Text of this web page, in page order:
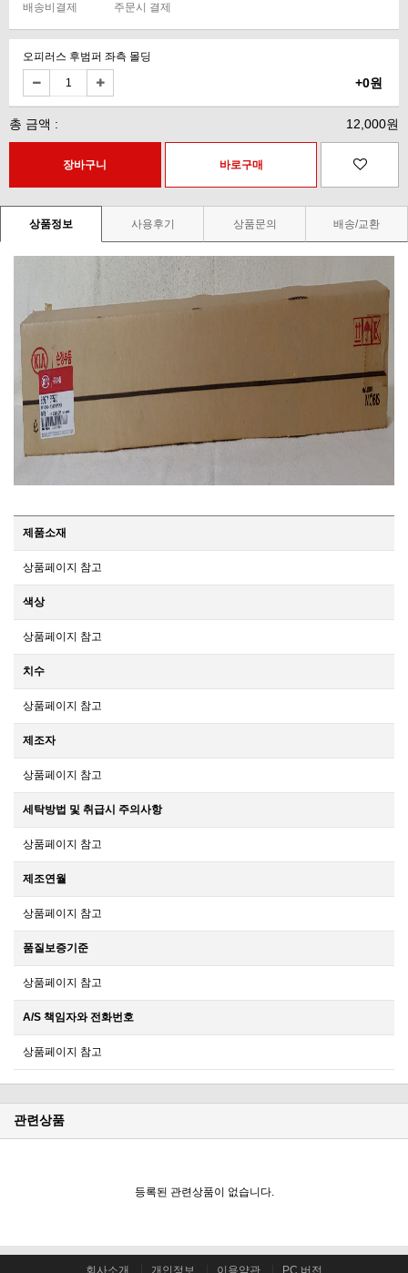
배송비결제
주문시 결제
오피러스 후범퍼 좌측 몰딩
+0원
총 금액 : 12,000원
상품정보 사용후기 상품문의 배송/교환
제품소재
상품페이지 참고
색상
상품페이지 참고
치수
상품페이지 참고
제조자
상품페이지 참고
세탁방법 및 취급시 주의사항
상품페이지 참고
제조연월
상품페이지 참고
품질보증기준
상품페이지 참고
A/S 책임자와 전화번호
상품페이지 참고
관련상품
등록된 관련상품이 없습니다.
회사소개 개인정보 이용약관 PC 버전